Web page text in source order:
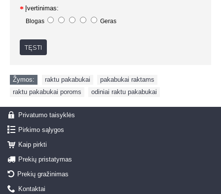
Įvertinimas:
Blogas Geras
TĘSTI
Žymos: raktu pakabukai pakabukai raktams
raktu pakabukai poroms
odiniai raktu pakabukai
Privatumo taisyklės
Pirkimo sąlygos
Kaip pirkti
Prekių pristatymas
Prekių gražinimas
Kontaktai